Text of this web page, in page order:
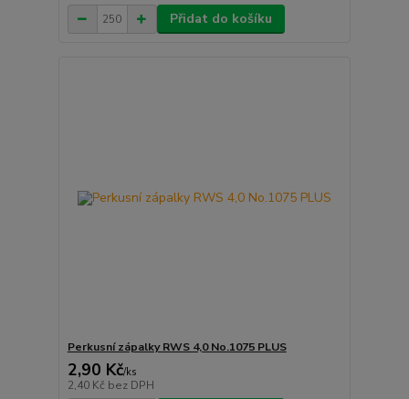
Přidat do košíku
Perkusní zápalky RWS 4,0 No.1075 PLUS
2,90 Kč/ks
2,40 Kč bez DPH